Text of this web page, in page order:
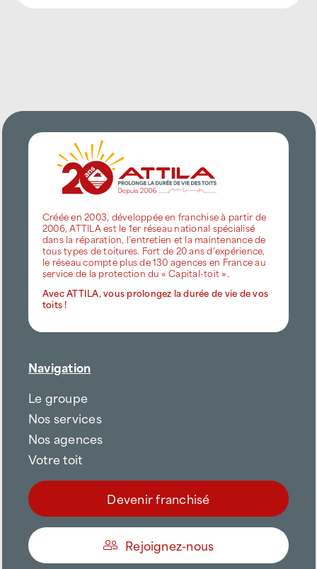
Créée en 2003, développée en franchise à partir de
2006, ATTILA est le 1er réseau national spécialisé
dans la réparation, l’entretien et la maintenance de
tous types de toitures. Fort de 20 ans d’expérience,
le réseau compte plus de 130 agences en France au
service de la protection du « Capital-toit ».
Avec ATTILA, vous prolongez la durée de vie de vos
toits !
Navigation
Le groupe
Nos services
Nos agences
Votre toit
Devenir franchisé
Rejoignez-nous